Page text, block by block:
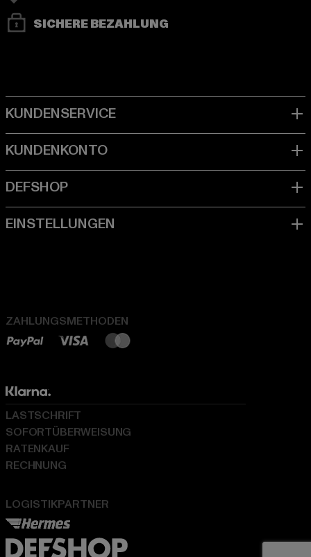
SICHERE BEZAHLUNG
ZAHLUNGSMETHODEN
LOGISTIKPARTNER
LASTSCHRIFT
SOFORTÜBERWEISUNG
RATENKAUF
RECHNUNG